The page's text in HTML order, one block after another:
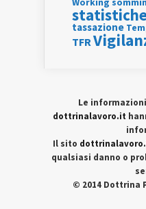
tassazione
TFR
Le
dottrinalavoro.it
Il sito
qualsiasi danno o
© 2014 Dottrina